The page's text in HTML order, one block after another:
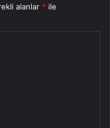
alanlar * ile